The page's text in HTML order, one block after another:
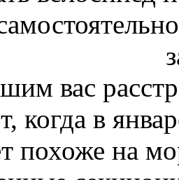
вас
когда в
похоже на